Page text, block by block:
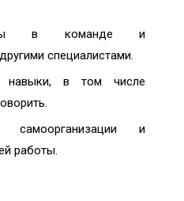
в команде и
специалистами.
навыки, в том числе
самоорганизации и
работы.